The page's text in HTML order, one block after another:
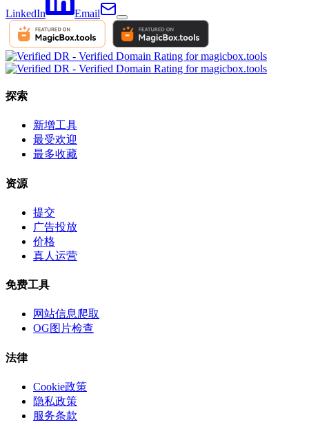
LinkedIn Email
探索
新增工具
最受欢迎
最多收藏
资源
提交
广告投放
价格
真人运营
免费工具
网站信息爬取
OG图片检查
法律
Cookie政策
隐私政策
服务条款